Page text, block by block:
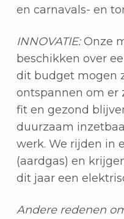
en carnavals- en
INNOVATIE:Onze
beschikken over
dit budget mogen
ontspannen om er
fit en gezond
duurzaam
werk. We rijden in
(aardgas) en
dit jaar een
Andere redenen